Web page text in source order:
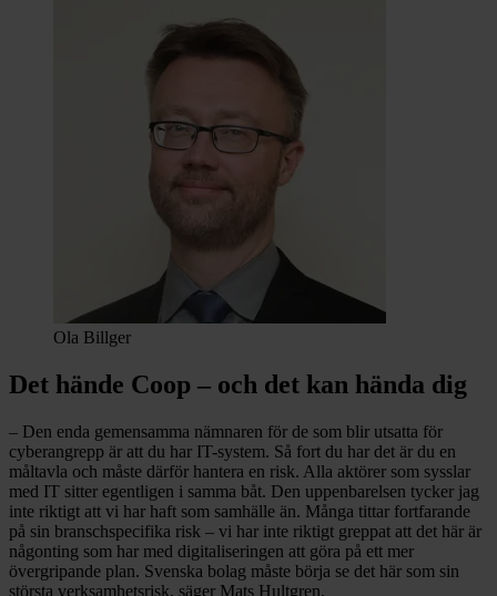
Ola Billger
Det hände Coop – och det kan hända dig
– Den enda gemensamma nämnaren för de som blir utsatta för
cyberangrepp är att du har IT-system. Så fort du har det är du en
måltavla och måste därför hantera en risk. Alla aktörer som sysslar
med IT sitter egentligen i samma båt. Den uppenbarelsen tycker jag
inte riktigt att vi har haft som samhälle än. Många tittar fortfarande
på sin branschspecifika risk – vi har inte riktigt greppat att det här är
någonting som har med digitaliseringen att göra på ett mer
övergripande plan. Svenska bolag måste börja se det här som sin
största verksamhetsrisk, säger Mats Hultgren.